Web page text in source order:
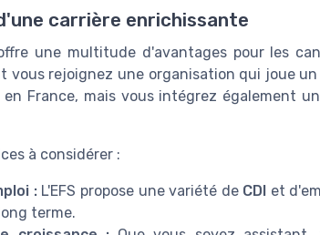
carrière enrichissante
une multitude d'avantages pour les
vous rejoignez une organisation qui joue
France, mais vous intégrez également
à considérer :
:L'EFS propose une variété de CDI et
terme.